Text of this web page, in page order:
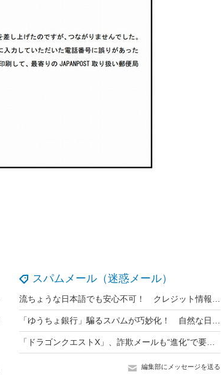
スパムメール（迷惑メール）
編集部にメッセージを送る